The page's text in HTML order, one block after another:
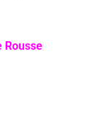
Rousse